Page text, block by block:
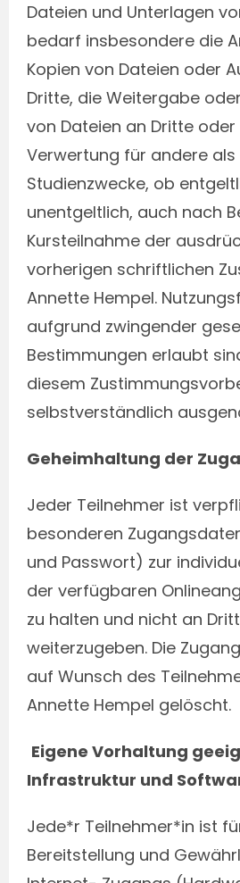
Dateien und Unterlagen
bedarf insbesondere die
Kopien von Dateien oder
Dritte, die Weitergabe
von Dateien an Dritte
Verwertung für andere als
Studienzwecke, ob
unentgeltlich, auch nach
Kursteilnahme der
vorherigen schriftlichen
Annette Hempel.
aufgrund zwingender
Bestimmungen erlaubt
diesem
selbstverständlich
Geheimhaltung der
Jeder Teilnehmer ist
besonderen
und Passwort) zur
der verfügbaren
zu halten und nicht an
weiterzugeben. Die
auf Wunsch des
Annette Hempel gelöscht.
Eigene Vorhaltung
Infrastruktur und
Jede*r Teilnehmer*in ist
Bereitstellung und